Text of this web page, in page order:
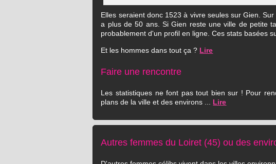
Elles seraient donc 1523 à vivre seules sur Gien.
a plus de 50 ans. Si Gien reste une ville de petite
probablement d'un profil en ligne. Ces stats basées
Et les hommes dans tout ça ? Lire
Faire une rencontre
Les statistiques ne font pas tout bien sur ! Pour
plans de la ville et des environs ... Lire
Autres femmes du Loiret (45) ou des